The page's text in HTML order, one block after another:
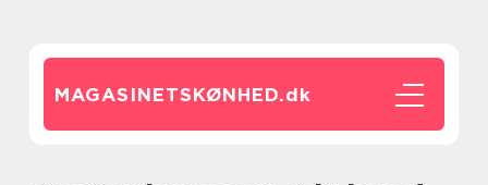
MAGASINETSKØNHED.dk